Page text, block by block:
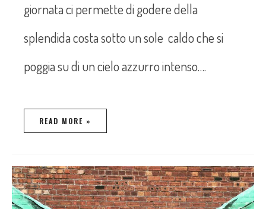
giornata ci permette di godere della
splendida costa sotto un sole caldo che si
poggia su di un cielo azzurro intenso….
READ MORE »